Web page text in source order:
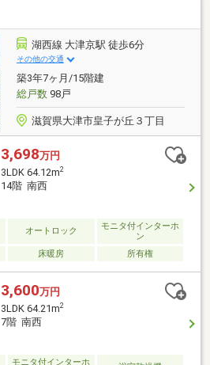
湖西線 大津京駅 徒歩6分
その他の交通
築3年7ヶ月/15階建
総戸数98戸
滋賀県大津市皇子が丘３丁目
3,698万円
3LDK 64.12m2
14階 南西
オートロック
モニタ付インターホ
ン
床暖房 所有権
3,600万円
3LDK 64.21m2
7階 南西
モニタ付インターホ